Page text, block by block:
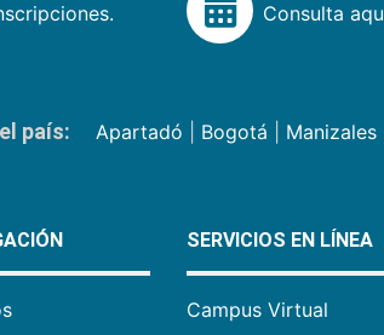
Consulta
país: Apartadó Bogotá Manizales|
SERVICIOS EN LÍNEA
Campus Virtual